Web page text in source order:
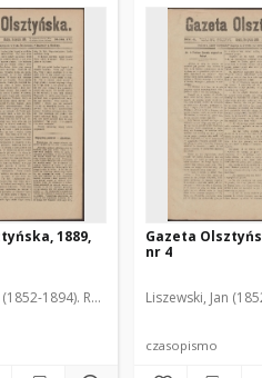
1889,
1894). Red.
Gazeta
nr 4
Liszewski, Jan
czasopismo